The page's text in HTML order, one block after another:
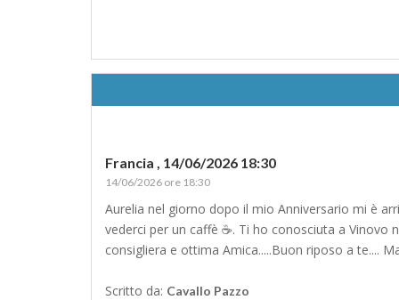
Francia , 14/06/2026 18:30
14/06/2026 ore 18:30
Aurelia nel giorno dopo il mio Anniversario mi è
vederci per un caffè ☕️. Ti ho conosciuta a Vinovo
consigliera e ottima Amica.....Buon riposo a te....
Scritto da: Cavallo Pazzo